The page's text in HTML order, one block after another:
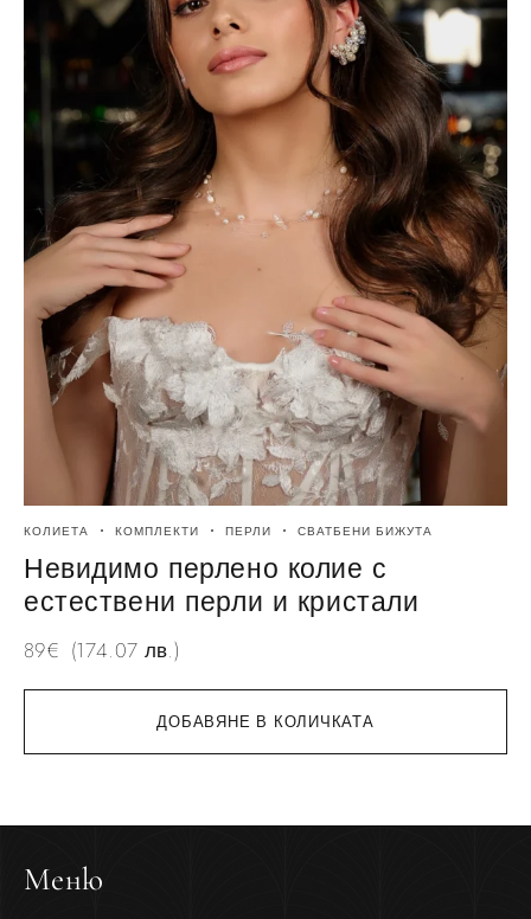
ДОБАВЯНЕ В КОЛИЧКАТА
КОЛИЕТА КОМПЛЕКТИ ПЕРЛИ СВАТБЕНИ БИЖУТА
Невидимо перлено колие с
естествени перли и кристали
89€ (174.07 лв.)
Меню